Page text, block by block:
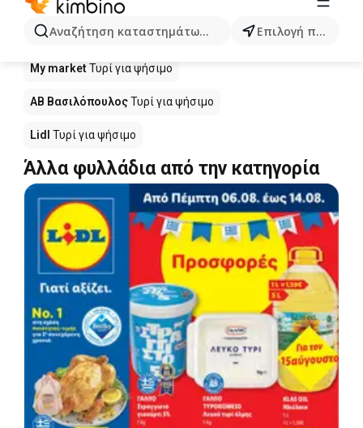
Αναζήτηση καταστημάτων, κατηγοριών, προϊόντων...
Επιλογή πόλης
Τυρί για ψήσιμο σε προσφορά - Πού
να αγοράσετε;
My marketΤυρί για ψήσιμο
ΑΒ ΒασιλόπουλοςΤυρί για ψήσιμο
Lidl Τυρί για ψήσιμο
Άλλα φυλλάδια από την κατηγορία